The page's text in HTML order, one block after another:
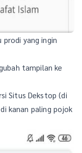
prodi yang ingin
tampilan ke
Situs Dekstop (di
kanan paling pojok